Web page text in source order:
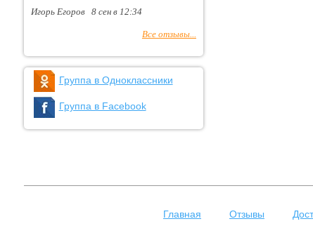
Игорь Егоров 8 сен в 12:34
Все отзывы...
Группа в Одноклассники
Группа в Facebook
Главная Отзывы